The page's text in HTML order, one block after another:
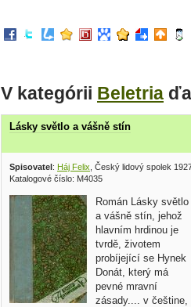
V kategórii Beletria
Lásky světlo a vášně stín
Spisovatel: Háj Felix , Český lidový spolek
Katalogové číslo: M4035
Román Lásky světlo
a vášně stín, jehož
hlavním hrdinou je
tvrdě, životem
probíjející se Hynek
Donát, který má
pevné mravní
zásady.... v češtine,